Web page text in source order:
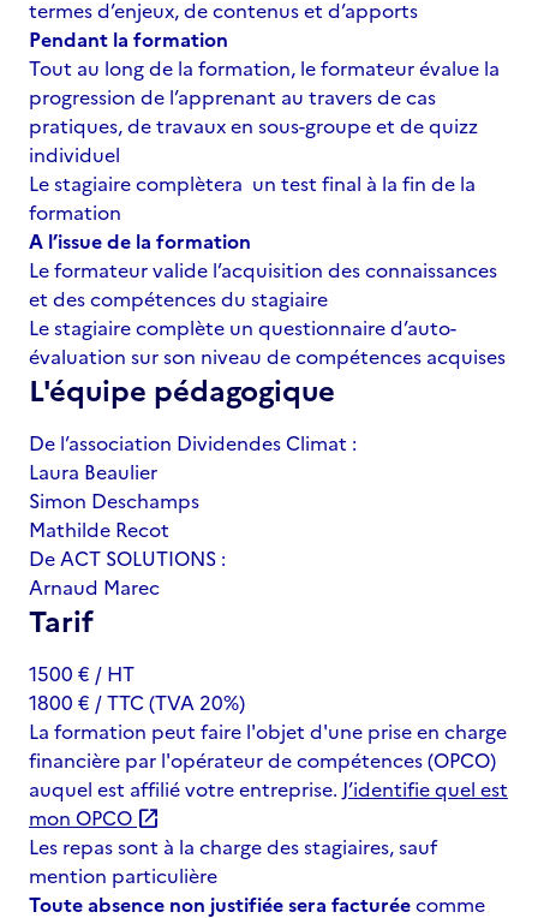
termes d’enjeux, de contenus et d’apports
Pendant la formation
Tout au long de la formation, le formateur évalue la
progression de l’apprenant au travers de cas
pratiques, de travaux en sous-groupe et de quizz
individuel
Le stagiaire complètera un test final à la fin de la
formation
A l’issue de la formation
Le formateur valide l’acquisition des connaissances
et des compétences du stagiaire
Le stagiaire complète un questionnaire d’auto-
évaluation sur son niveau de compétences acquises
L'équipe pédagogique
De l’association Dividendes Climat :
Laura Beaulier
Simon Deschamps
Mathilde Recot
De ACT SOLUTIONS :
Arnaud Marec
Tarif
1500 € / HT
1800 € / TTC (TVA 20%)
La formation peut faire l'objet d'une prise en charge
financière par l'opérateur de compétences (OPCO)
auquel est affilié votre entreprise. J’identifie quel est
mon OPCO open_in_new
Les repas sont à la charge des stagiaires, sauf
mention particulière
Toute absence non justifiée sera facturéecomme